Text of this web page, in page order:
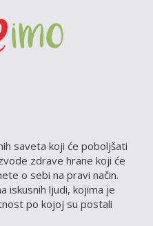
saveta koji će poboljšati
zdrave hrane koji će
o sebi na pravi način.
iskusnih ljudi, kojima je
po kojoj su postali